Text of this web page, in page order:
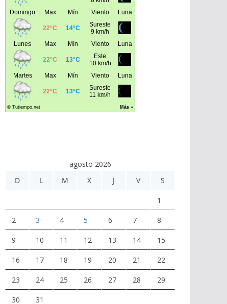
agosto 2026
D
L M X J V S
1
2 3 4 5 6 7 8
9 10 11 12 13 14 15
16 17 18 19 20 21 22
23 24 25 26 27 28 29
30 31